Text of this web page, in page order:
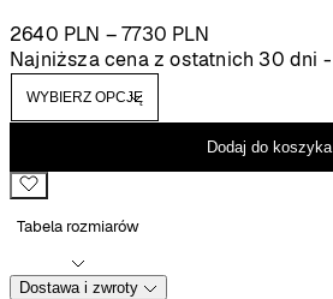
2640 PLN – 7730 PLNZakres
cen:
7730 PLN
Najniższa cena z ostatnich 30 dni -
Dodaj do koszyka
Tabela rozmiarów
Dostawa i zwroty